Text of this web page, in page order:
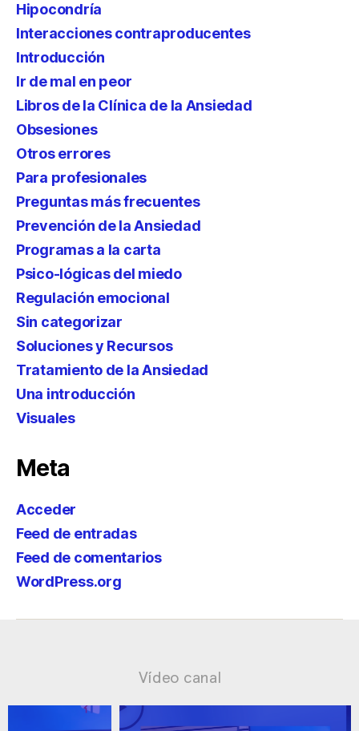
Hipocondría
Interacciones contraproducentes
Introducción
Ir de mal en peor
Libros de la Clínica de la Ansiedad
Obsesiones
Otros errores
Para profesionales
Preguntas más frecuentes
Prevención de la Ansiedad
Programas a la carta
Psico-lógicas del miedo
Regulación emocional
Sin categorizar
Soluciones y Recursos
Tratamiento de la Ansiedad
Una introducción
Visuales
Meta
Acceder
Feed de entradas
Feed de comentarios
WordPress.org
Vídeo canal